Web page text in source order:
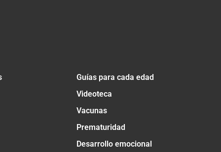
Guías para cada edad
Videoteca
Vacunas
Prematuridad
Desarrollo emocional